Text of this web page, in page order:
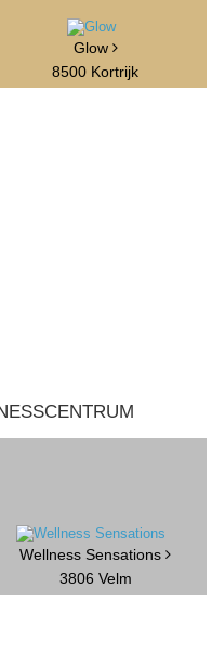
Glow
8500 Kortrijk
Wellness Sensations
3806 Velm